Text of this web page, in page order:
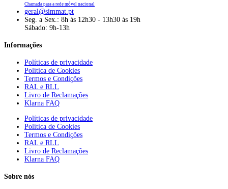
Chamada para a rede móvel nacional
geral@simmat.pt
Seg. a Sex.: 8h às 12h30 - 13h30 às 19h
Sábado: 9h-13h
Informações
Políticas de privacidade
Política de Cookies
Termos e Condições
RAL e RLL
Livro de Reclamações
Klarna FAQ
Políticas de privacidade
Política de Cookies
Termos e Condições
RAL e RLL
Livro de Reclamações
Klarna FAQ
Sobre nós